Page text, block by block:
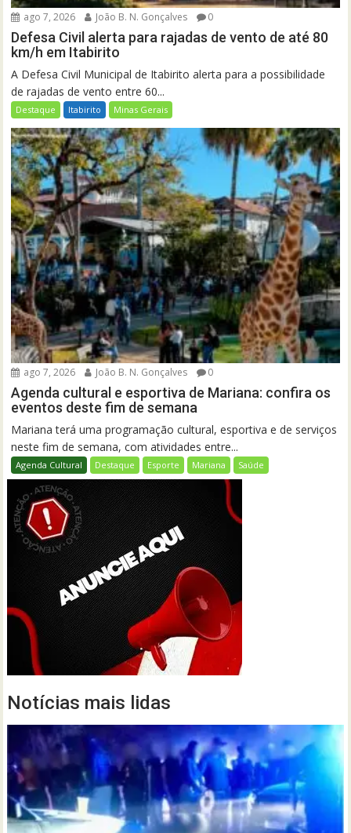
ago 7, 2026 João B. N. Gonçalves 0
Defesa Civil alerta para rajadas de vento de até 80
km/h em Itabirito
A Defesa Civil Municipal de Itabirito alerta para a possibilidade
de rajadas de vento entre 60...
Destaque Itabirito Minas Gerais
ago 7, 2026 João B. N. Gonçalves 0
Agenda cultural e esportiva de Mariana: confira os
eventos deste fim de semana
Mariana terá uma programação cultural, esportiva e de serviços
neste fim de semana, com atividades entre...
Agenda Cultural Destaque Esporte Mariana Saúde
Notícias mais lidas